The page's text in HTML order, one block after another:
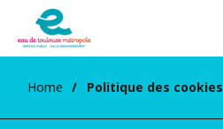
Home Politique des cookies